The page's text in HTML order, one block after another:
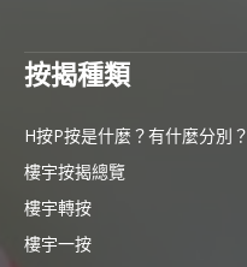
按揭種類
H按P按是什麼？有什麼分別？
樓宇按揭總覽
樓宇轉按
樓宇一按